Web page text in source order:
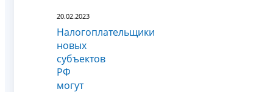
20.02.2023
Налогоплательщики
новых
субъектов
РФ
могут